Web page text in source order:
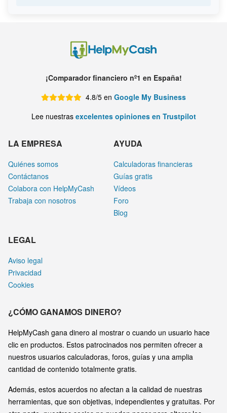
¡Comparador financiero nº1 en España!
4.8/5 en Google My Business
Lee nuestras excelentes opiniones en Trustpilot
LA EMPRESA
Quiénes somos
Contáctanos
Colabora con HelpMyCash
Trabaja con nosotros
AYUDA
Calculadoras financieras
Guías gratis
Vídeos
Foro
Blog
LEGAL
Aviso legal
Privacidad
Cookies
¿CÓMO GANAMOS DINERO?
HelpMyCash gana dinero al mostrar o cuando un usuario hace
clic en productos. Estos patrocinados nos permiten ofrecer a
nuestros usuarios calculadoras, foros, guías y una amplia
cantidad de contenido totalmente gratis.
Además, estos acuerdos no afectan a la calidad de nuestras
herramientas, que son objetivas, independientes y gratuitas. Por